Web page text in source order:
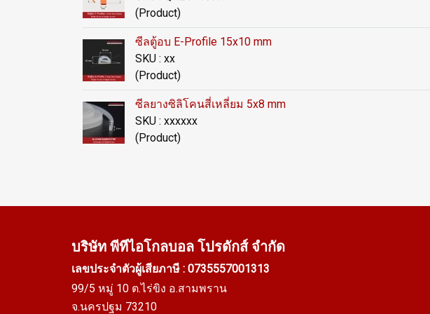
(Product)
ซีลตู้อบ E-Profile 15x10 mm
SKU : xx
(Product)
ซีลยางซิลิโคนสี่เหลี่ยม 5x8 mm
SKU : xxxxxx
(Product)
บริษัท พีทีไอโกลบอล โปรดักส์ จำกัด
เลขประจำตัวผู้เสียภาษี : 0735557001313
99/5 หมู่ 10 ต.ไร่ขิง อ.สามพราน
จ.นครปฐม 73210